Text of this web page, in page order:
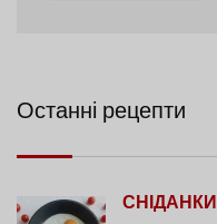
Останні рецепти
СНІДАНКИ